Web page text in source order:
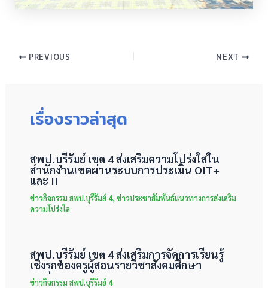
PREVIOUS NEXT
เรื่องราวล่าสุด
สพป.บุรีรัมย์ เขต 4 ส่งเสริมความโปร่งใสใน
สำนักงานเขตผ่านระบบการประเมิน OIT+
และ II
ข่าวกิจกรรม สพป.บุรีรัมย์ 4, ข่าวประชาสัมพันธ์แนวทางการส่งเสริม
ความโปร่งใส
สพป.บุรีรัมย์ เขต 4 ส่งเสริมการจัดการเรียนรู้
เชิงรุกของครูผู้สอนรายวิชาสังคมศึกษา
ข่าวกิจกรรม สพป.บุรีรัมย์ 4